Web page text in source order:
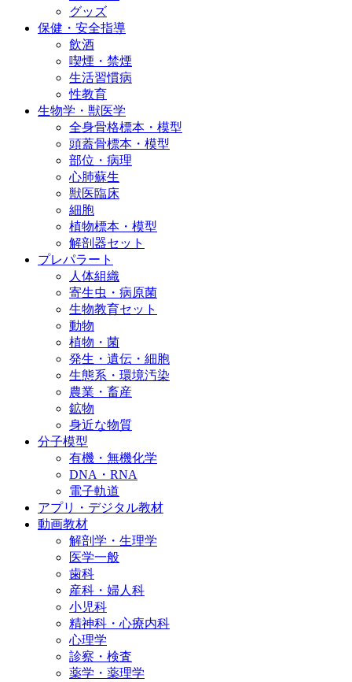
グッズ
保健・安全指導
飲酒
喫煙・禁煙
生活習慣病
性教育
生物学・獣医学
全身骨格標本・模型
頭蓋骨標本・模型
部位・病理
心肺蘇生
獣医臨床
細胞
植物標本・模型
解剖器セット
プレパラート
人体組織
寄生虫・病原菌
生物教育セット
動物
植物・菌
発生・遺伝・細胞
生態系・環境汚染
農業・畜産
鉱物
身近な物質
分子模型
有機・無機化学
DNA・RNA
電子軌道
アプリ・デジタル教材
動画教材
解剖学・生理学
医学一般
歯科
産科・婦人科
小児科
精神科・心療内科
心理学
診察・検査
薬学・薬理学